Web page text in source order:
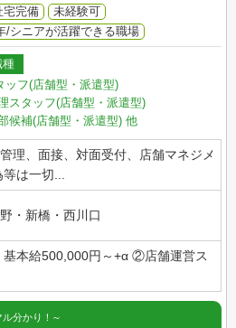
宅完備
未経験可
/シニアが活躍できる職場
種
ッフ(店舗型・派遣型)
スタッフ(店舗型・派遣型)
候補(店舗型・派遣型) 他
理、面接、対面受付、店舗マネジメ
は一切...
・新橋・西川口
本給500,000円～+α ②店舗運営ス
分かり！